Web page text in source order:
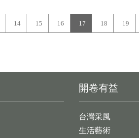
14 15 16 17 18 19
開卷有益
台灣采風
生活藝術